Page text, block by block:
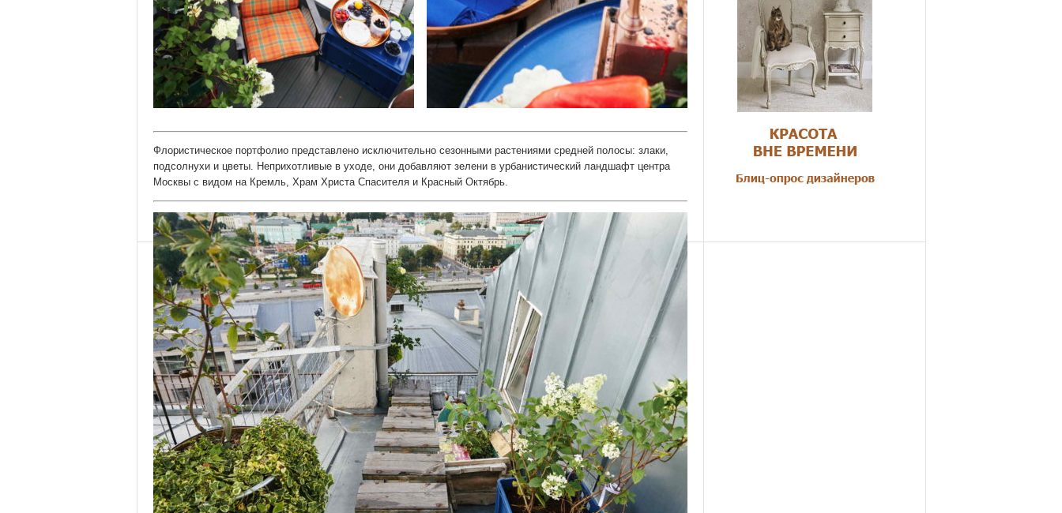
Флористическое портфолио представлено исключительно сезонными растениями средней полосы: злаки,
подсолнухи и цветы. Неприхотливые в уходе, они добавляют зелени в урбанистический ландшафт центра
Москвы с видом на Кремль, Храм Христа Спасителя и Красный Октябрь.